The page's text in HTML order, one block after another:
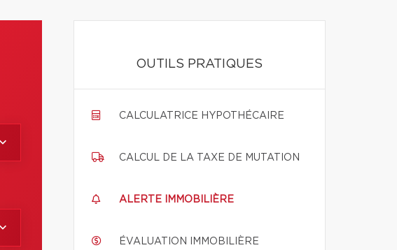
OUTILS PRATIQUES
CALCULATRICE HYPOTHÉCAIRE
CALCUL DE LA TAXE DE MUTATION
ALERTE IMMOBILIÈRE
ÉVALUATION IMMOBILIÈRE